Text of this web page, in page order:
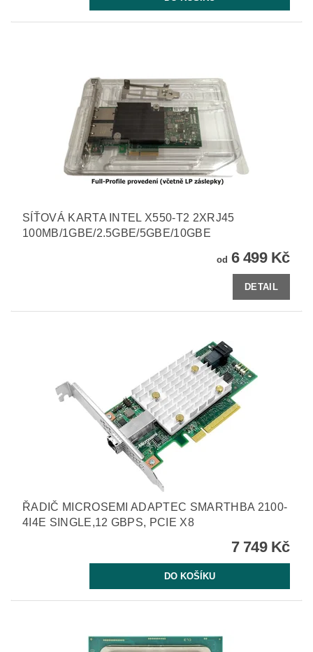
SÍŤOVÁ KARTA INTEL X550-T2 2XRJ45
100MB/1GBE/2.5GBE/5GBE/10GBE
od 6 499 Kč
DETAIL
ŘADIČ MICROSEMI ADAPTEC SMARTHBA 2100-
4I4E SINGLE,12 GBPS, PCIE X8
7 749 Kč